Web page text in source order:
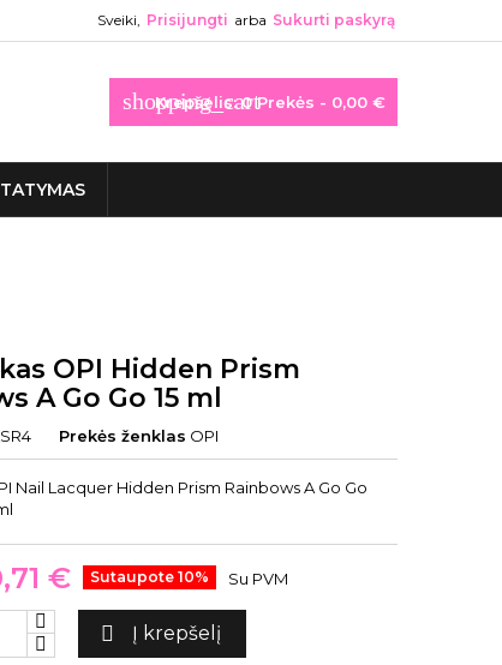
Sveiki, Prisijungti arba Sukurti paskyrą
shopping_cart
Krepšelis: 0Prekės - 0,00 €
OPI Hidden Prism
A Go Go 15 ml
Prekės ženklas OPI
Nail Lacquer Hidden Prism Rainbows A Go Go
€ Sutaupote 10% Su PVM
 Į krepšelį